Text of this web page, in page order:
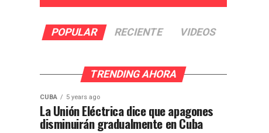
POPULAR RECIENTE VIDEOS
TRENDING AHORA
CUBA 5 years ago
La Unión Eléctrica dice que apagones
disminuirán gradualmente en Cuba